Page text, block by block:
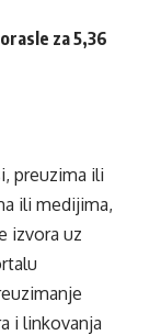
za 5,36
preuzima ili
ili medijima,
izvora uz
i linkovanja